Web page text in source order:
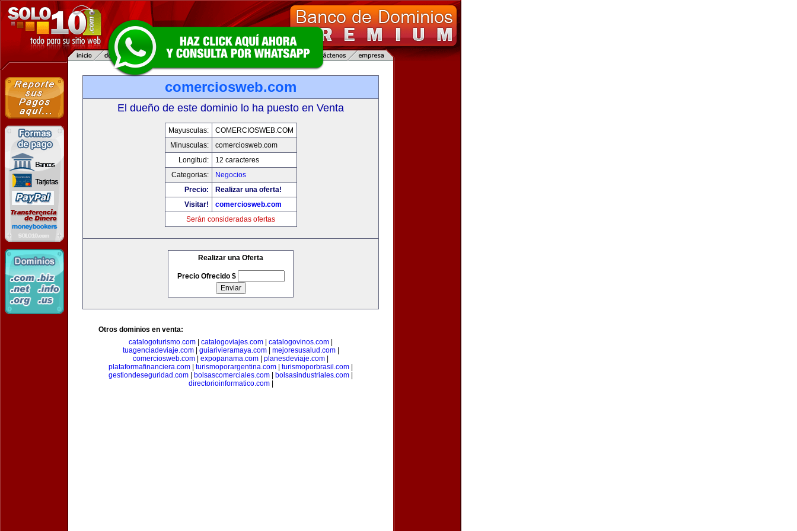
comerciosweb.com
El dueño de este dominio lo ha puesto en Venta
Mayusculas:
COMERCIOSWEB.COM
Minusculas:
comerciosweb.com
Longitud:
12 caracteres
Categorias:
Negocios
Precio:
Realizar una oferta!
Visitar!
comerciosweb.com
Serán consideradas ofertas
Realizar una Oferta
Precio Ofrecido $
Otros dominios en venta:
catalogoturismo.com
catalogoviajes.com catalogovinos.com
tuagenciadeviaje.com| guiarivieramaya.com| mejoresusalud.com|
comerciosweb.com
expopanama.com planesdeviaje.com
plataformafinanciera.com
turismoporargentina.com turismoporbrasil.com
gestiondeseguridad.com
bolsascomerciales.com bolsasindustriales.com
directorioinformatico.com|